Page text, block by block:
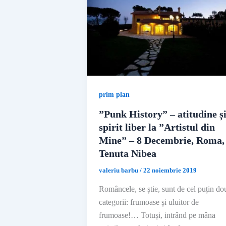
prim plan
”Punk History” – atitudine și
spirit liber la ”Artistul din
Mine” – 8 Decembrie, Roma,
Tenuta Nibea
valeriu barbu / 22 noiembrie 2019
Româncele, se știe, sunt de cel puțin
categorii: frumoase și uluitor de
frumoase!… Totuși, intrând pe mâna